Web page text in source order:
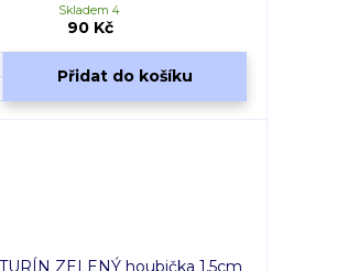
90 Kč
Skladem 4
Přidat do košíku